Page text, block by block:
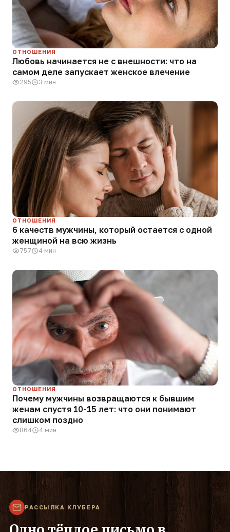
ОТНОШЕНИЯ
Любовь начинается не с внешности: что на
самом деле запускает женское влечение
295 3 мин
ОТНОШЕНИЯ
6 качеств мужчины, который остается с одной
женщиной на всю жизнь
757 4 мин
ОТНОШЕНИЯ
Почему мужчины возвращаются к бывшим
женам спустя 10-15 лет: что они понимают
слишком поздно
864 4 мин
РАССЫЛКА КЛУБЕРА